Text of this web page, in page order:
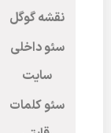
نقشه گوگل
سئو داخلی
سایت
سئو کلمات